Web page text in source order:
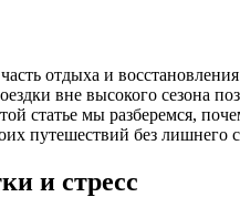
отдыха и
вне высокого сезона
статье мы разберемся,
путешествий без лишнего
и стресс